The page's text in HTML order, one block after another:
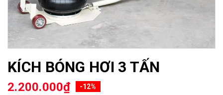
KÍCH BÓNG HƠI 3 TẤN
2.200.000₫ -12%